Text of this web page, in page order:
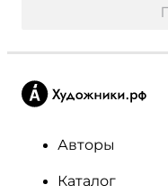
Авторы
Каталог